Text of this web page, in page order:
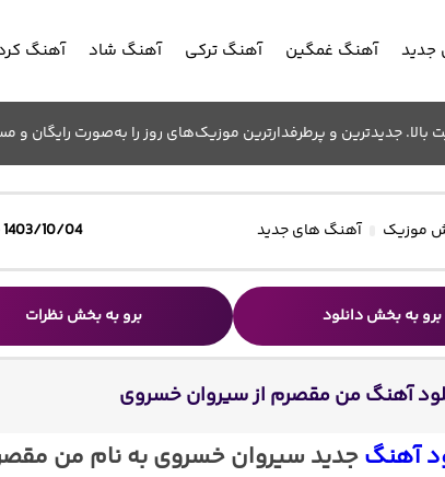
جدید آهنگ غمگین آهنگ ترکی آهنگ شاد آهنگ
جدیدترین و پرطرفدارترین موزیک‌های روز را به‌صورت رایگان و
موزیک آهنگ های جدید 1403/10/04 - ۱۸:۲۳
برو به بخش دانلود برو به بخش نظرات
آهنگ من مقصرم از سیروان خسروی
آهنگجدید سیروان خسروی به نام من